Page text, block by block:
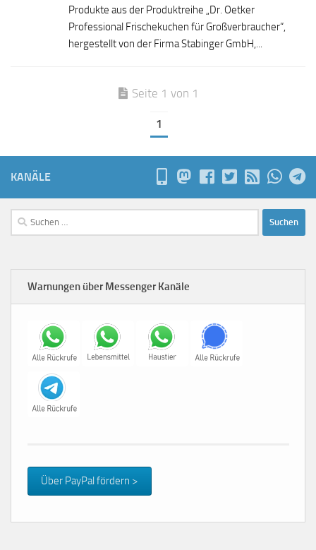
Produkte aus der Produktreihe „Dr. Oetker
Professional Frischekuchen für Großverbraucher“,
hergestellt von der Firma Stabinger GmbH,...
Seite 1 von 1
1
KANÄLE
Suchen
nach:
Warnungen über Messenger Kanäle
Über PayPal fördern >